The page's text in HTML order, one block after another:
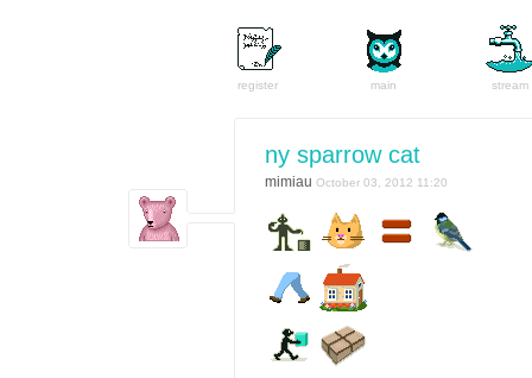
register main stream
ny sparrow cat
mimiau October 03, 2012 11:20